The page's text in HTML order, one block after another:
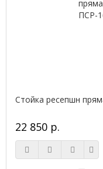
Стойка ресепшн
22 850 р.